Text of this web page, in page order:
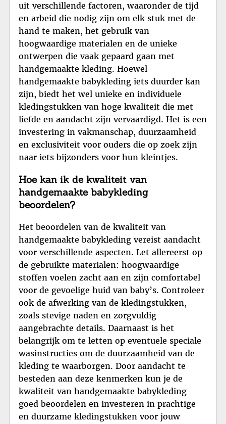
uit verschillende factoren, waaronder de tijd
en arbeid die nodig zijn om elk stuk met de
hand te maken, het gebruik van
hoogwaardige materialen en de unieke
ontwerpen die vaak gepaard gaan met
handgemaakte kleding. Hoewel
handgemaakte babykleding iets duurder kan
zijn, biedt het wel unieke en individuele
kledingstukken van hoge kwaliteit die met
liefde en aandacht zijn vervaardigd. Het is een
investering in vakmanschap, duurzaamheid
en exclusiviteit voor ouders die op zoek zijn
naar iets bijzonders voor hun kleintjes.
Hoe kan ik de kwaliteit van
handgemaakte babykleding
beoordelen?
Het beoordelen van de kwaliteit van
handgemaakte babykleding vereist aandacht
voor verschillende aspecten. Let allereerst op
de gebruikte materialen: hoogwaardige
stoffen voelen zacht aan en zijn comfortabel
voor de gevoelige huid van baby’s. Controleer
ook de afwerking van de kledingstukken,
zoals stevige naden en zorgvuldig
aangebrachte details. Daarnaast is het
belangrijk om te letten op eventuele speciale
wasinstructies om de duurzaamheid van de
kleding te waarborgen. Door aandacht te
besteden aan deze kenmerken kun je de
kwaliteit van handgemaakte babykleding
goed beoordelen en investeren in prachtige
en duurzame kledingstukken voor jouw